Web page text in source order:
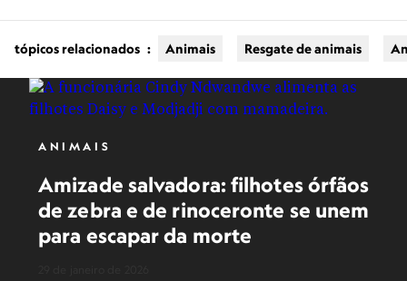
tópicos relacionados : Animais Resgate de animais
ANIMAIS
Amizade salvadora: filhotes órfãos
de zebra e de rinoceronte se unem
para escapar da morte